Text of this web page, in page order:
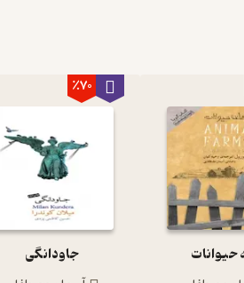
حیوانات
٪70
جاودانگی